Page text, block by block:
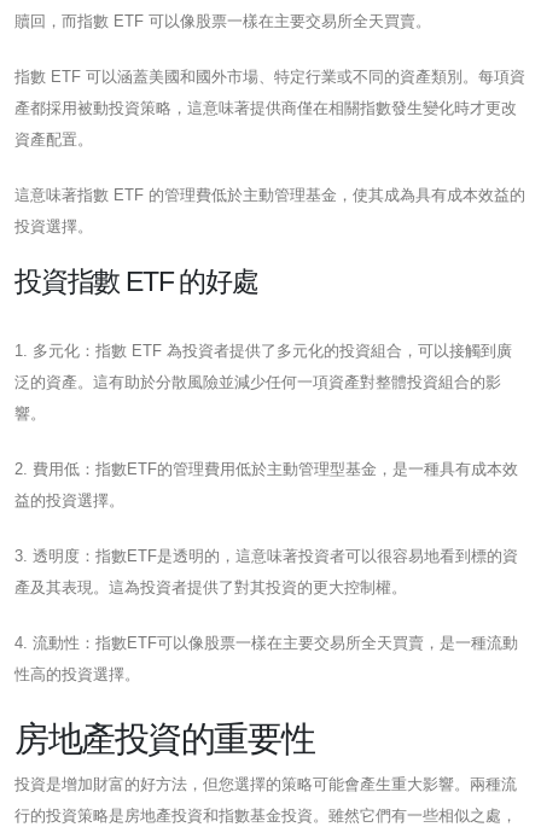
贖回，而指數 ETF 可以像股票一樣在主要交易所全天買賣。
指數 ETF 可以涵蓋美國和國外市場、特定行業或不同的資產類別。每項資
產都採用被動投資策略，這意味著提供商僅在相關指數發生變化時才更改
資產配置。
這意味著指數 ETF 的管理費低於主動管理基金，使其成為具有成本效益的
投資選擇。
投資指數 ETF 的好處
1. 多元化：指數 ETF 為投資者提供了多元化的投資組合，可以接觸到廣
泛的資產。這有助於分散風險並減少任何一項資產對整體投資組合的影
響。
2. 費用低：指數ETF的管理費用低於主動管理型基金，是一種具有成本效
益的投資選擇。
3. 透明度：指數ETF是透明的，這意味著投資者可以很容易地看到標的資
產及其表現。這為投資者提供了對其投資的更大控制權。
4. 流動性：指數ETF可以像股票一樣在主要交易所全天買賣，是一種流動
性高的投資選擇。
房地產投資的重要性
投資是增加財富的好方法，但您選擇的策略可能會產生重大影響。兩種流
行的投資策略是房地產投資和指數基金投資。雖然它們有一些相似之處，